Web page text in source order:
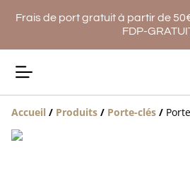
Frais de port gratuit à partir de
FDP-
Accueil / Produits / Porte-clés /